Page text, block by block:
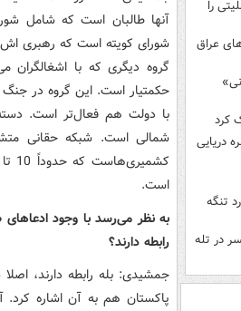
را
عراق
کرد
دریایی
تنگه
اسرائیل به هلاکت ۲ افسر در تله
آنها طالبان است که شامل
شورای کویته است که رهبری اش
گروه دیگری که با اشغالگران
حکمتیار است. این گروه در جنگ
با دولت هم فعال‌تر است.
شمالی است. شبکه حقانی
است.
به نظر می‌رسد با وجود ادعاهای
رابطه دارند؟
جمشیدی: بله رابطه دارند،
پاکستان هم به آن اشاره کرد.